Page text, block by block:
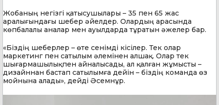
Жобаның негізгі қатысушылары – 35 пен 65 жас
аралығындағы шебер әйелдер. Олардың арасында
көпбалалы аналар мен ауылдарда тұратын әжелер бар.
«Біздің шеберлер – өте сенімді кісілер. Тек олар
маркетинг пен сатылым әлемінен алшақ. Олар тек
шығармашылықпен айналысады, ал қалған жұмысты –
дизайннан бастап сатылымға дейін – біздің команда өз
мойнына алады», дейді Әсемнұр.